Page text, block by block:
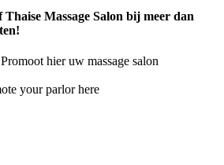
Massage Salon bij meer dan
hier uw massage salon
your parlor here